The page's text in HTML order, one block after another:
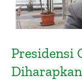
Presidensi